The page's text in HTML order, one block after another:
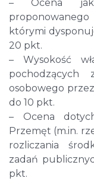
– Ocena
którymi
20 pkt.
– Wysokość
pochodzących
osobowego
do 10 pkt.
– Ocena
Przemęt (m.in.
rozliczania
zadań
pkt.